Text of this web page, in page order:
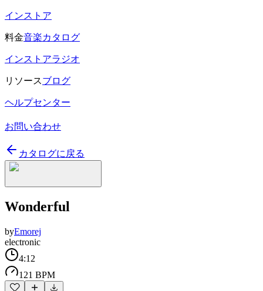
インストア
料金音楽カタログ
インストアラジオ
リソースブログ
ヘルプセンター
お問い合わせ
カタログに戻る
Wonderful
byEmorej
electronic
4:12
121 BPM